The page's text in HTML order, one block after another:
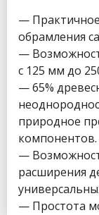
—
обрамления
—
с 125 мм до
— 65%
природное
компонентов.
—
расширения
— Простота